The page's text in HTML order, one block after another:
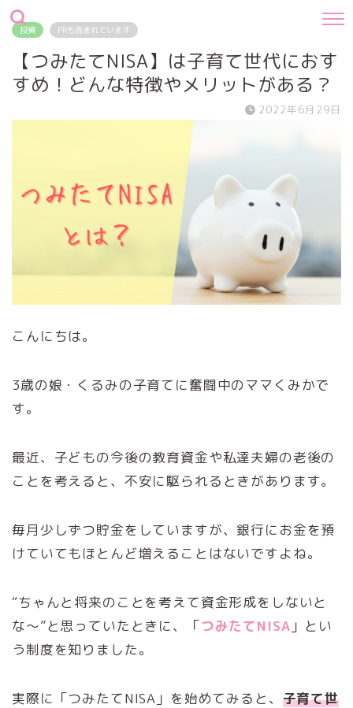
投資 PRも含まれています
【つみたてNISA】は子育て世代におす
すめ！どんな特徴やメリットがある？
2022年6月29日
こんにちは。
3歳の娘・くるみの子育てに奮闘中のママくみかで
す。
最近、子どもの今後の教育資金や私達夫婦の老後の
ことを考えると、不安に駆られるときがあります。
毎月少しずつ貯金をしていますが、銀行にお金を預
けていてもほとんど増えることはないですよね。
“ちゃんと将来のことを考えて資金形成をしないと
な～”と思っていたときに、「つみたてNISA 」とい
う制度を知りました。
実際に「つみたてNISA」を始めてみると、 子育て世